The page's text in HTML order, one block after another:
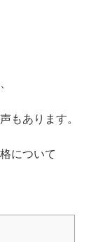
もあります。
について